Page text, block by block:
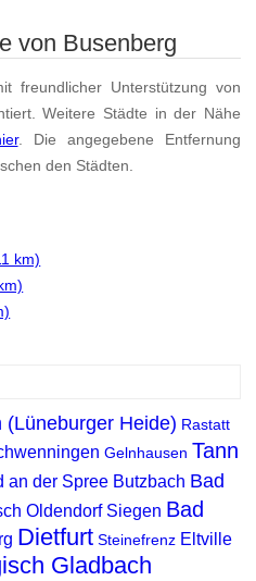
von Busenberg
freundlicher Unterstützung von
Weitere Städte in der Nähe
. Die angegebene Entfernung
den Städten.
km)
(Lüneburger Heide) Rastatt
Gelnhausen Tann
an der Spree Butzbach Bad
Oldendorf Siegen Bad
Dietfurt Steinefrenz Eltville
Gladbach